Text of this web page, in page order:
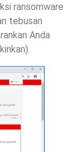
ransomware
tebusan
Anda